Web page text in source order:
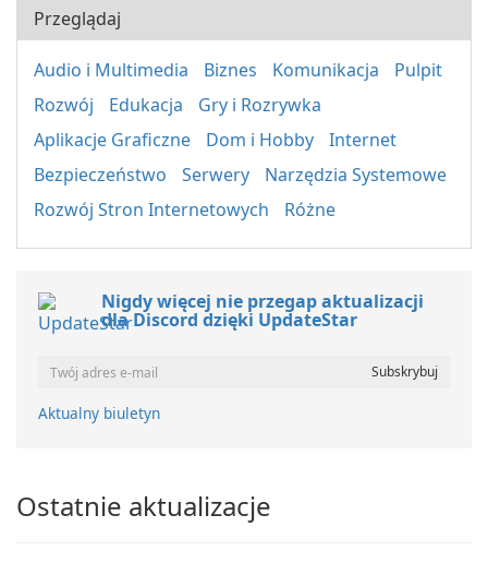
Przeglądaj
Audio i Multimedia Biznes Komunikacja
Pulpit
Rozwój
Edukacja
Gry i Rozrywka
Aplikacje Graficzne
Dom i Hobby
Internet
Bezpieczeństwo
Serwery
Narzędzia Systemowe
Rozwój Stron Internetowych
Różne
Nigdy więcej nie przegap aktualizacji
dla Discord dzięki UpdateStar
Aktualny biuletyn
Ostatnie aktualizacje